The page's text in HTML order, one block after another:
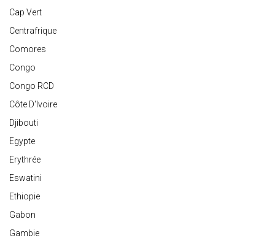
Cap Vert
Centrafrique
Comores
Congo
Congo RCD
Côte D'Ivoire
Djibouti
Egypte
Erythrée
Eswatini
Ethiopie
Gabon
Gambie